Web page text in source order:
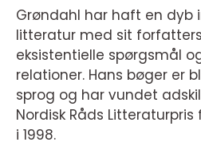
Grøndahl har haft en dyb
litteratur med sit
eksistentielle spørgsmål
relationer. Hans bøger er
sprog og har vundet
Nordisk Råds Litteraturpris
i 1998.